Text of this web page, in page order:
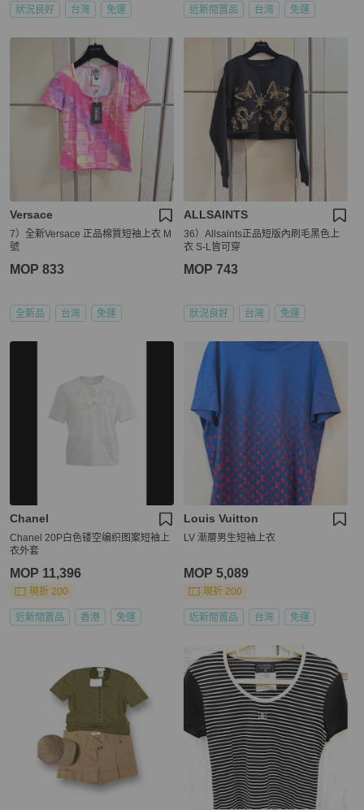
狀況良好 台灣 免運 近新閒置品 台灣 免運
Versace
7）全新Versace 正品棉質短袖上衣 M
號
MOP 833
全新品 台灣 免運
ALLSAINTS
36）Allsaints正品短版內刷毛黑色上
衣 S-L皆可穿
MOP 743
狀況良好 台灣 免運
Chanel
Chanel 20P白色镂空编织图案短袖上
衣外套
MOP 11,396
現折 200
近新閒置品 香港 免運
Louis Vuitton
LV 漸層男生短袖上衣
MOP 5,089
現折 200
近新閒置品 台灣 免運